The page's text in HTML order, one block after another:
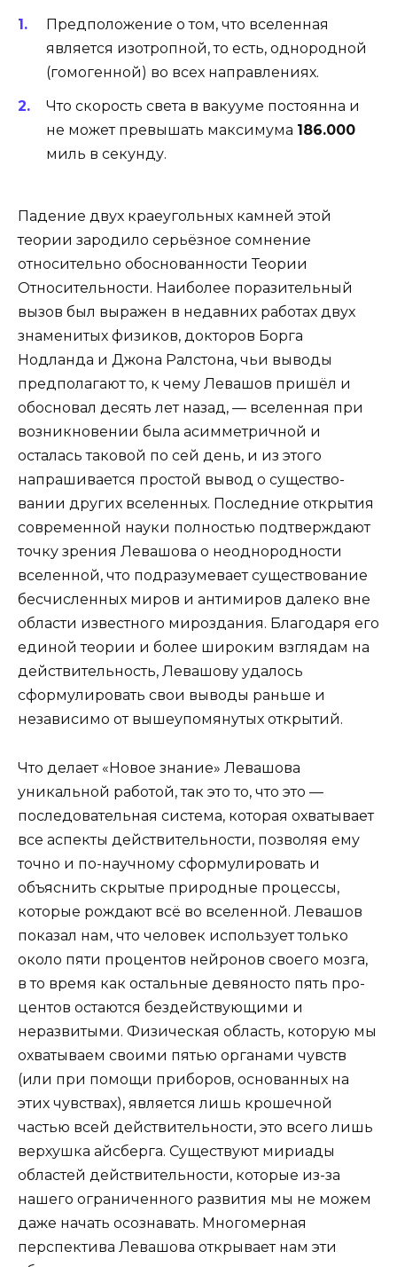
Предположение о том, что вселенная
являет­ся изотропной, то есть, однородной
(гомогенной) во всех направлениях.
Что скорость света в вакууме постоянна и
не может превышать максимума 186.000
миль в секунду.
Падение двух краеугольных камней этой
теории зародило серьёзное сомнение
относительно обоснованности Теории
Относительности. Наибо­лее поразительный
вызов был выражен в недавних работах двух
знаменитых физиков, докторов Борга
Нодланда и Джона Ралстона, чьи выводы
предпола­гают то, к чему Левашов пришёл и
обосновал де­сять лет назад, — вселенная при
возникновении бы­ла асимметричной и
осталась таковой по сей день, и из этого
напрашивается простой вывод о существо­
вании других вселенных. Последние открытия
современной науки полностью подтверждают
точку зре­ния Левашова о неоднородности
вселенной, что подразумевает существование
бесчисленных миров и антимиров далеко вне
области известного мироздания. Благодаря его
единой теории и более широким взглядам на
действительность, Левашову удалось
сформулировать свои выводы раньше и
независимо от вышеупомянутых открытий.
Что делает «Но­вое знание» Левашова
уникальной работой, так это то, что это —
последовательная система, которая охватывает
все аспекты действительности, позво­ляя ему
точно и по-научному сформулировать и
объяснить скрытые природные процессы,
которые рождают всё во вселенной. Левашов
показал нам, что человек использует только
около пяти процентов нейронов своего моз­га,
в то время как остальные девяносто пять про­
центов остаются бездействующими и
неразвиты­ми. Физическая область, которую мы
охватываем своими пятью органами чувств
(или при помощи приборов, основанных на
этих чувствах), является лишь крошечной
частью всей действительности, это всего лишь
верхушка айсберга. Существуют мириады
областей действитель­ности, которые из-за
нашего ограниченного разви­тия мы не можем
даже начать осознавать. Много­мерная
перспектива Левашова открывает нам эти